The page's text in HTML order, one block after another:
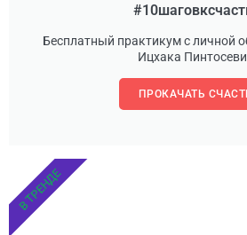
Бесплатный практикум с личной
Ицхака
ПРОКАЧАТЬ
В ТРЕНДЕ